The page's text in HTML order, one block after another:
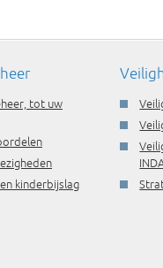
tot uw
kinderbijslag